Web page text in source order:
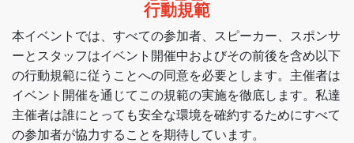
行動規範
本イベントでは、すべての参加者、スピーカー、スポンサ
ーとスタッフはイベント開催中およびその前後を含め以下
の行動規範に従うことへの同意を必要とします。主催者は
イベント開催を通じてこの規範の実施を徹底します。私達
主催者は誰にとっても安全な環境を確約するためにすべて
の参加者が協力することを期待しています。